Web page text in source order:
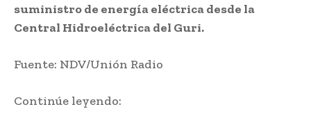
suministro de energía eléctrica desde la
Central Hidroeléctrica del Guri.
Fuente: NDV/Unión Radio
Continúe leyendo: